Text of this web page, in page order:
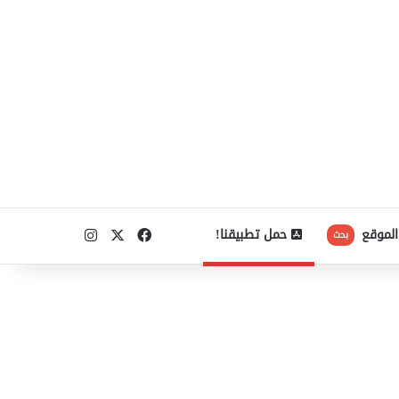
بحث حمل تطبيقنا! فيسبوكانستقرام